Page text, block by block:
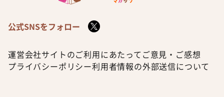
公式SNSをフォロー
運営会社サイトのご利用にあたって ご意見・ご感想
プライバシーポリシー利用者情報の外部送信について